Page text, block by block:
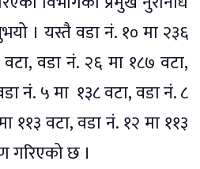
। यस्तै वडा नं. १० मा २३६
वडा नं. २६ मा १८७ वटा,
नं. ५ मा १३८ वटा, वडा नं. ८
११३ वटा, वडा नं. १२ मा ११३
गरिएको छ ।